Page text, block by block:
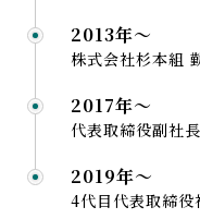
2013年〜
株式会社杉本組
2017年〜
代表取締役副社
2019年〜
4代目代表取締役